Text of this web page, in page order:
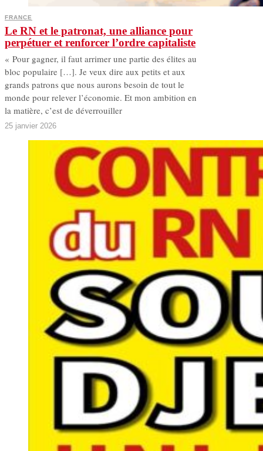
FRANCE
Le RN et le patronat, une alliance pour
perpétuer et renforcer l’ordre capitaliste
« Pour gagner, il faut arrimer une partie des élites au
bloc populaire […]. Je veux dire aux petits et aux
grands patrons que nous aurons besoin de tout le
monde pour relever l’économie. Et mon ambition en
la matière, c’est de déverrouiller
25 janvier 2026